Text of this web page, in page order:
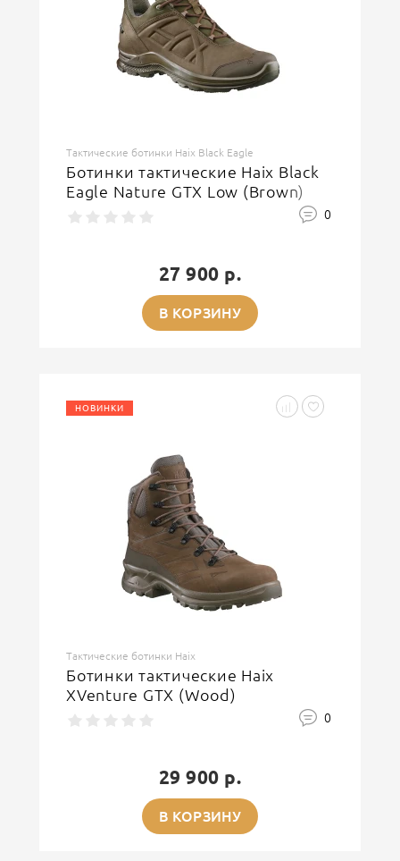
Тактические ботинки Haix Black Eagle
Ботинки тактические Haix Black
Eagle Nature GTX Low (Brown)
0
27 900 р.
В КОРЗИНУ
НОВИНКИ
Тактические ботинки Haix
Ботинки тактические Haix
XVenture GTX (Wood)
0
29 900 р.
В КОРЗИНУ